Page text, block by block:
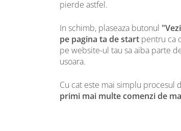
pierde astfel.
In schimb, plaseaza butonul
pe pagina ta de start pentru ca
pe website-ul tau sa aiba parte
usoara.
Cu cat este mai simplu procesul
primi mai multe comenzi de